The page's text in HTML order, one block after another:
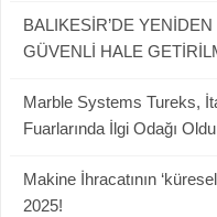
BALIKESİR’DE
GÜVENLİ HALE
Marble Systems Tureks,
Fuarlarında İlgi Odağı Oldu
Makine İhracatının
2025!